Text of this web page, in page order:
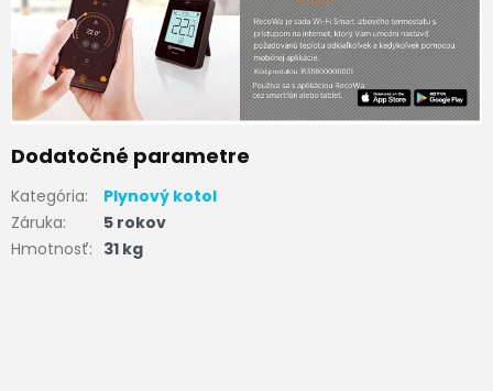
Dodatočné parametre
Kategória:
Plynový kotol
Záruka:
5 rokov
Hmotnosť: 31 kg